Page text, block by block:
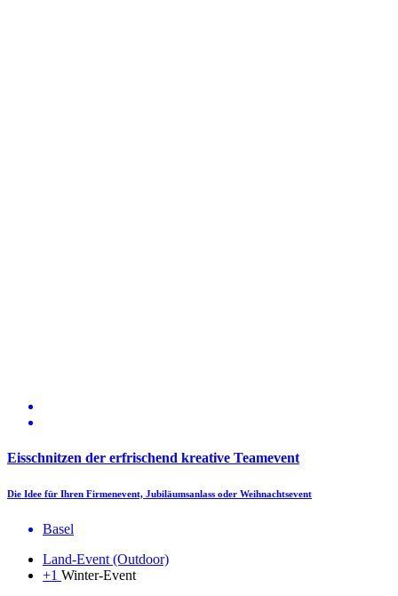
Eisschnitzen der erfrischend kreative Teamevent
Die Idee für Ihren Firmenevent, Jubiläumsanlass oder Weihnachtsevent
Basel
Land-Event (Outdoor)
+1 Winter-Event